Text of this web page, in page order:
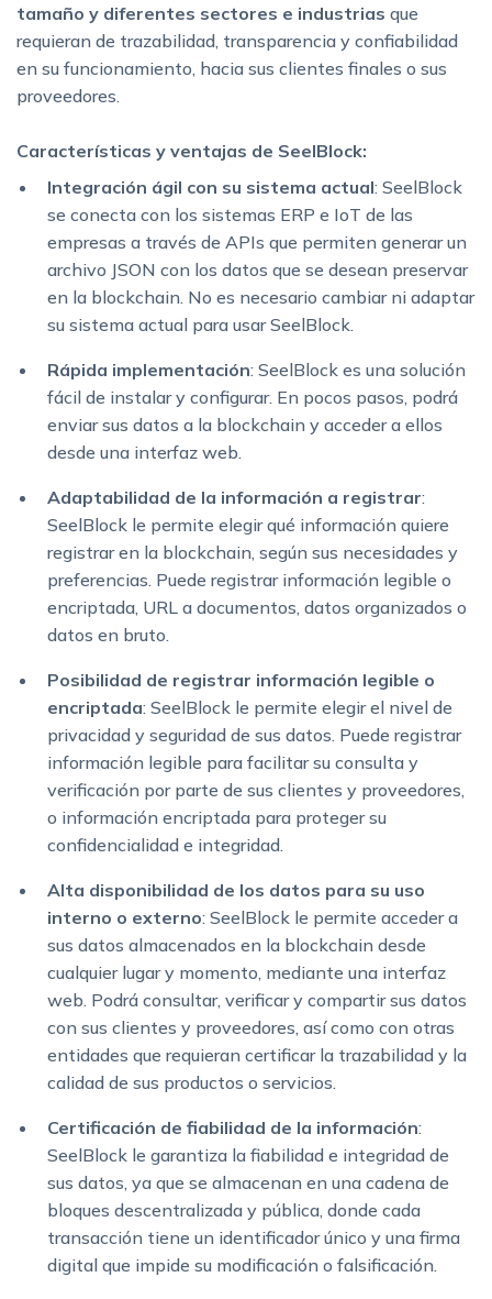
tamaño y diferentes sectores e industrias que
requieran de trazabilidad, transparencia y confiabilidad
en su funcionamiento, hacia sus clientes finales o sus
proveedores.
Características y ventajas de SeelBlock:
Integración ágil con su sistema actual: SeelBlock
se conecta con los sistemas ERP e IoT de las
empresas a través de APIs que permiten generar un
archivo JSON con los datos que se desean preservar
en la blockchain. No es necesario cambiar ni adaptar
su sistema actual para usar SeelBlock.
Rápida implementación: SeelBlock es una solución
fácil de instalar y configurar. En pocos pasos, podrá
enviar sus datos a la blockchain y acceder a ellos
desde una interfaz web.
Adaptabilidad de la información a registrar:
SeelBlock le permite elegir qué información quiere
registrar en la blockchain, según sus necesidades y
preferencias. Puede registrar información legible o
encriptada, URL a documentos, datos organizados o
datos en bruto.
Posibilidad de registrar información legible o
encriptada: SeelBlock le permite elegir el nivel de
privacidad y seguridad de sus datos. Puede registrar
información legible para facilitar su consulta y
verificación por parte de sus clientes y proveedores,
o información encriptada para proteger su
confidencialidad e integridad.
Alta disponibilidad de los datos para su uso
interno o externo: SeelBlock le permite acceder a
sus datos almacenados en la blockchain desde
cualquier lugar y momento, mediante una interfaz
web. Podrá consultar, verificar y compartir sus datos
con sus clientes y proveedores, así como con otras
entidades que requieran certificar la trazabilidad y la
calidad de sus productos o servicios.
Certificación de fiabilidad de la información:
SeelBlock le garantiza la fiabilidad e integridad de
sus datos, ya que se almacenan en una cadena de
bloques descentralizada y pública, donde cada
transacción tiene un identificador único y una firma
digital que impide su modificación o falsificación.